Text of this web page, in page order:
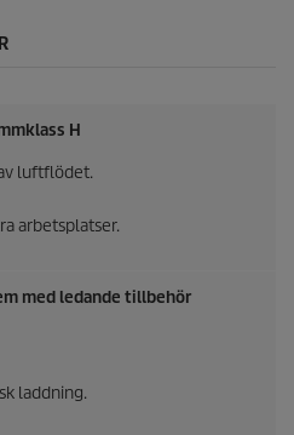
H
luftflödet.
arbetsplatser.
med ledande tillbehör
laddning.